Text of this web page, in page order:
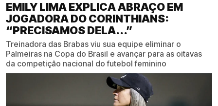
EMILY LIMA EXPLICA ABRAÇO EM
JOGADORA DO CORINTHIANS:
“PRECISAMOS DELA...”
Treinadora das Brabas viu sua equipe eliminar o
Palmeiras na Copa do Brasil e avançar para as oitavas
da competição nacional do futebol feminino